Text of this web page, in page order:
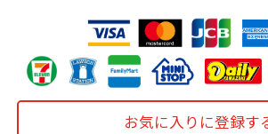
お気に入りに登録す